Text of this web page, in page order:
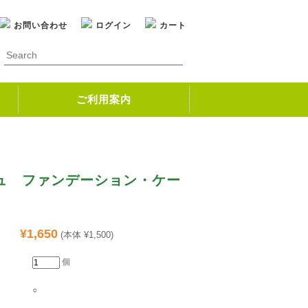
お問い合わせ ログイン カート
ご利用案内
ファンデーション・ケー
¥1,650 (本体 ¥1,500)
個
○